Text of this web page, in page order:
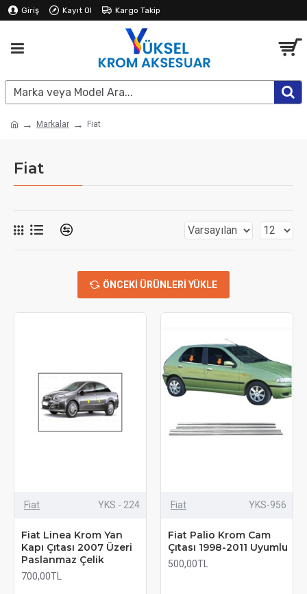
Giriş Kayıt Ol Kargo Takip
Markalar Fiat
Fiat
ÖNCEKI ÜRÜNLERI YÜKLE
Fiat YKS - 224
Fiat Linea Krom Yan
Kapı Çıtası 2007 Üzeri
Paslanmaz Çelik
700,00TL
Fiat YKS-956
Fiat Palio Krom Cam
Çıtası 1998-2011 Uyumlu
500,00TL